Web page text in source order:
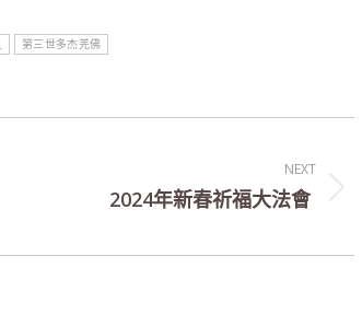
第三世多杰羌佛
NEXT
2024年新春祈福大法會